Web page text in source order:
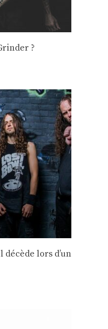
?
lors d’un